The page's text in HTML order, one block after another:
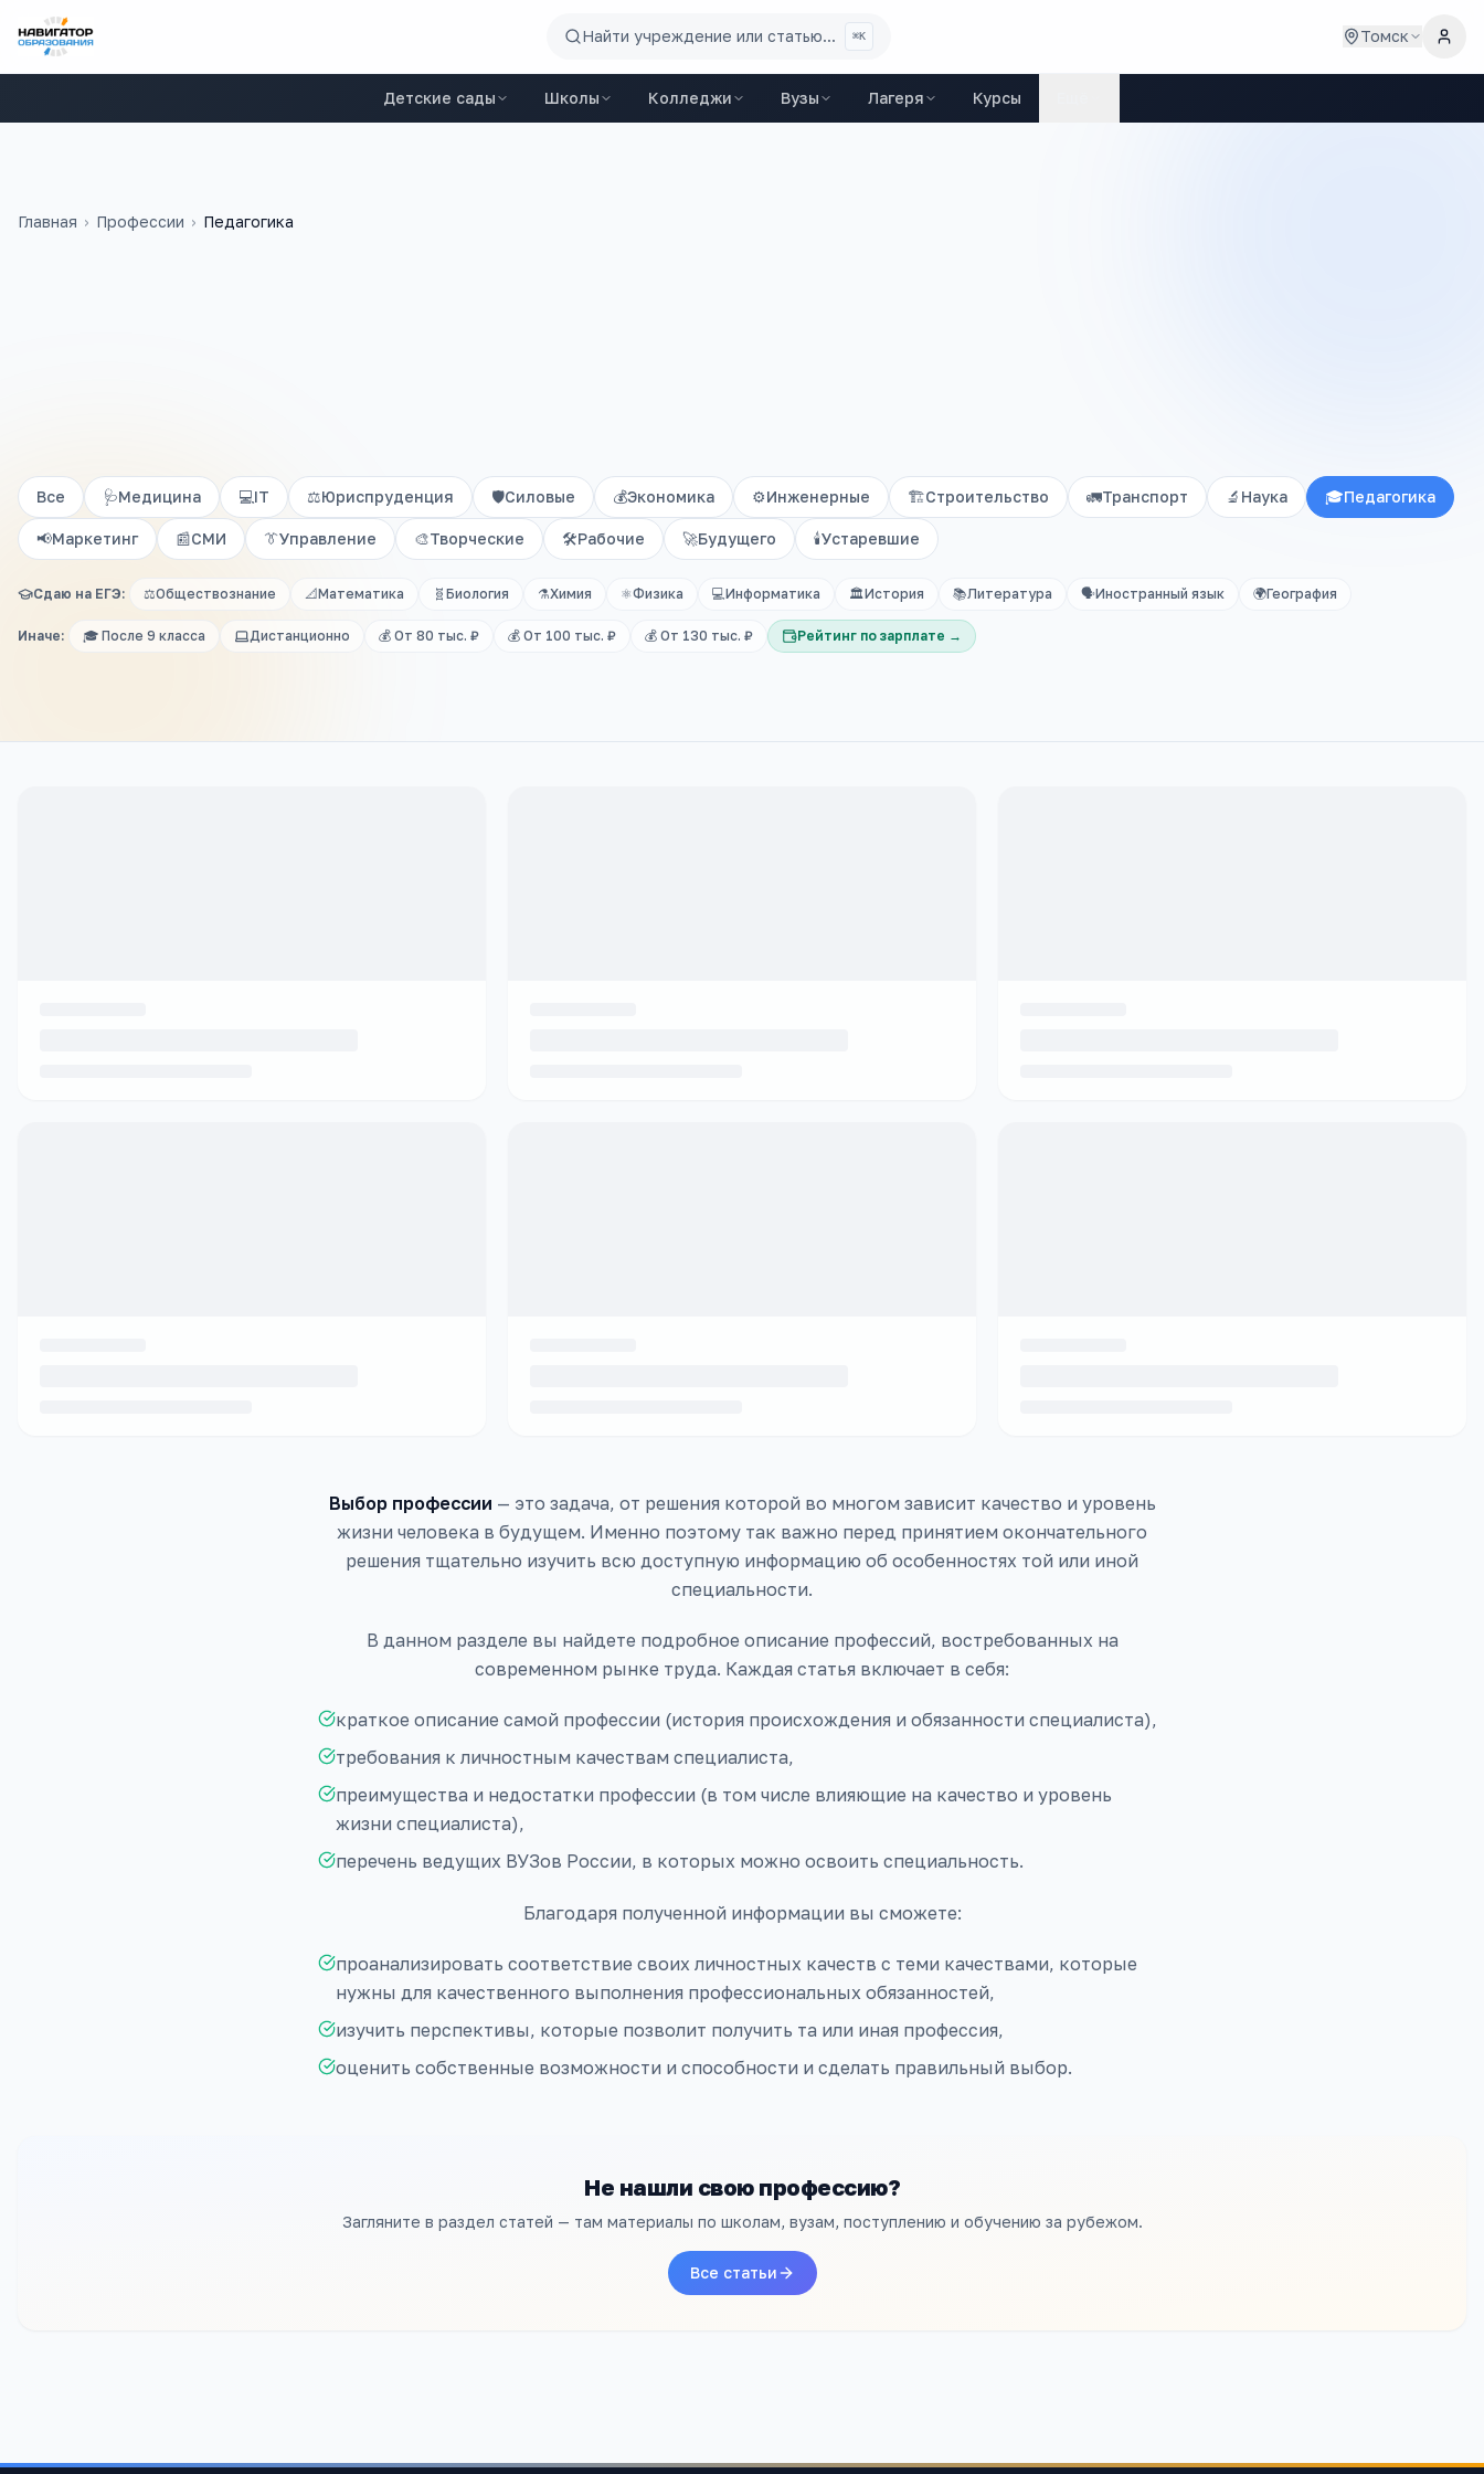
Найти учреждение или статью... ⌘K Томск
Детские сады Школы Колледжи Вузы Лагеря Курсы
Главная › Профессии › Педагогика
Все 🩺Медицина 💻IT ⚖️Юриспруденция 🛡️Силовые 💰Экономика ⚙️Инженерные 🏗️Строительство 🚛Транспорт 🔬 Наука 🎓Педагогика
📢Маркетинг 📰СМИ 👔Управление 🎨Творческие 🛠️Рабочие 🚀Будущего 🕯️Устаревшие
Сдаю на ЕГЭ: ⚖️Обществознание 📐Математика 🧬 Биология ⚗️Химия ⚛️Физика 💻Информатика 🏛️История 📚Литература 🗣️Иностранный язык 🌍География
Иначе: 🎓 После 9 класса Дистанционно 💰 От 80 тыс. ₽ 💰 От 100 тыс. ₽ 💰 От 130 тыс. ₽ Рейтинг по зарплате →
Выбор профессии — это задача, от решения которой во многом зависит качество и уровень
жизни человека в будущем. Именно поэтому так важно перед принятием окончательного
решения тщательно изучить всю доступную информацию об особенностях той или иной
специальности.
В данном разделе вы найдете подробное описание профессий, востребованных на
современном рынке труда. Каждая статья включает в себя:
краткое описание самой профессии (история происхождения и обязанности специалиста),
требования к личностным качествам специалиста,
преимущества и недостатки профессии (в том числе влияющие на качество и уровень
жизни специалиста),
перечень ведущих ВУЗов России, в которых можно освоить специальность.
Благодаря полученной информации вы сможете:
проанализировать соответствие своих личностных качеств с теми качествами, которые
нужны для качественного выполнения профессиональных обязанностей,
изучить перспективы, которые позволит получить та или иная профессия,
оценить собственные возможности и способности и сделать правильный выбор.
Не нашли свою профессию?
Загляните в раздел статей — там материалы по школам, вузам, поступлению и обучению за рубежом.
Все статьи